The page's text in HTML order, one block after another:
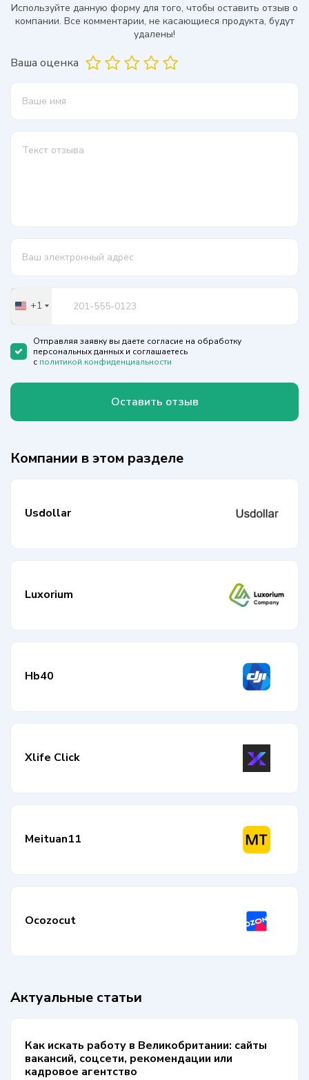
Используйте данную форму для того, чтобы оставить отзыв о
компании. Все комментарии, не касающиеся продукта, будут
удалены!
Ваша оценка
United
+1
Отправляя заявку вы даете согласие на обработку
персональных данных и соглашаетесь
с политикой конфиденциальности
Оставить отзыв
Компании в этом разделе
Usdollar
Luxorium
Hb40
Xlife Click
Meituan11
Ocozocut
Актуальные статьи
Как искать работу в Великобритании: сайты
вакансий, соцсети, рекомендации или
кадровое агентство